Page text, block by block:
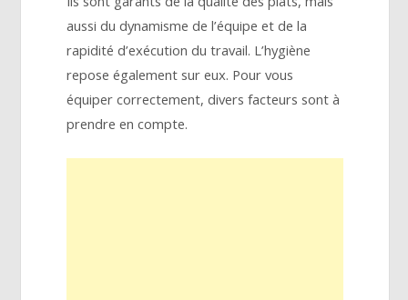
aussi du dynamisme de l’équipe et de la
rapidité d’exécution du travail. L’hygiène
repose également sur eux. Pour vous
équiper correctement, divers facteurs sont à
prendre en compte.